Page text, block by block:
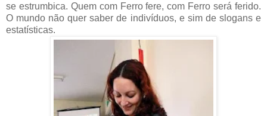
se estrumbica. Quem com Ferro fere, com Ferro será ferido.
O mundo não quer saber de indivíduos, e sim de slogans e
estatísticas.